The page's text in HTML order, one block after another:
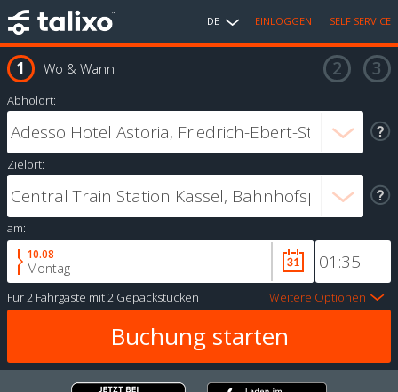
DE EINLOGGEN SELF SERVICE
Wo & Wann
Abholort:
Zielort:
am:
10.08
Montag
Für2 Fahrgäste mit2 Gepäckstücken Weitere Optionen